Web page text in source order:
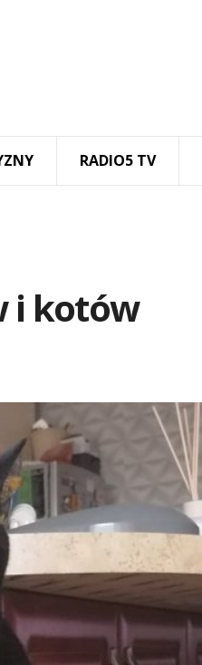
RADIO5 TV
i kotów